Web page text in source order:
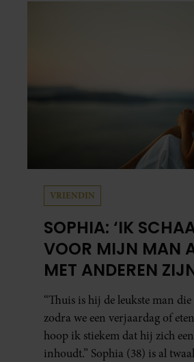
VRIENDIN
SOPHIA: ‘IK
VOOR MIJN MAN
MET ANDEREN
“Thuis is hij de leukste man
zodra we een verjaardag of
hoop ik stiekem dat hij zich
inhoudt.” Sophia (38) is al